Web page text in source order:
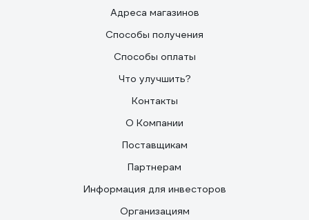
Адреса магазинов
Способы получения
Способы оплаты
Что улучшить?
Контакты
О Компании
Поставщикам
Партнерам
Информация для инвесторов
Организациям